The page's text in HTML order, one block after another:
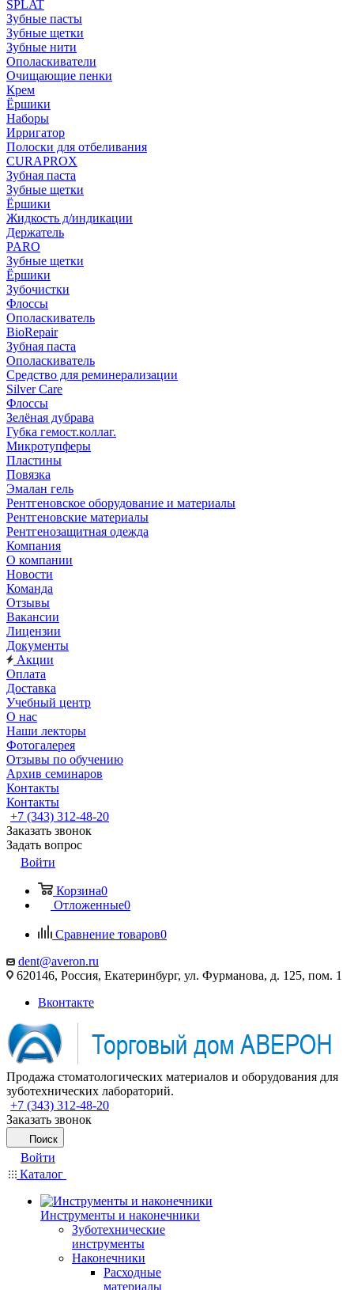
SPLAT
Зубные пасты
Зубные щетки
Зубные нити
Ополаскиватели
Очищающие пенки
Крем
Ёршики
Наборы
Ирригатор
Полоски для отбеливания
CURAPROX
Зубная паста
Зубные щетки
Ёршики
Жидкость д/индикации
Держатель
PARO
Зубные щетки
Ёршики
Зубочистки
Флоссы
Ополаскиватель
BioRepair
Зубная паста
Ополаскиватель
Средство для реминерализации
Silver Care
Флоссы
Зелёная дубрава
Губка гемост.коллаг.
Микротупферы
Пластины
Повязка
Эмалан гель
Рентгеновское оборудование и материалы
Рентгеновские материалы
Рентгенозащитная одежда
Компания
О компании
Новости
Команда
Отзывы
Вакансии
Лицензии
Документы
Акции
Оплата
Доставка
Учебный центр
О нас
Наши лекторы
Фотогалерея
Отзывы по обучению
Архив семинаров
Контакты
Контакты
+7 (343) 312-48-20
Заказать звонок
Задать вопрос
Войти
Корзина0
Отложенные0
Сравнение товаров0
dent@averon.ru
620146, Россия, Екатеринбург, ул. Фурманова, д. 125, пом. 1
Вконтакте
Продажа стоматологических материалов и оборудования для
зуботехнических лабораторий.
+7 (343) 312-48-20
Заказать звонок
Поиск
Войти
Каталог
Инструменты и наконечники
Зуботехнические
инструменты
Наконечники
Расходные
материалы